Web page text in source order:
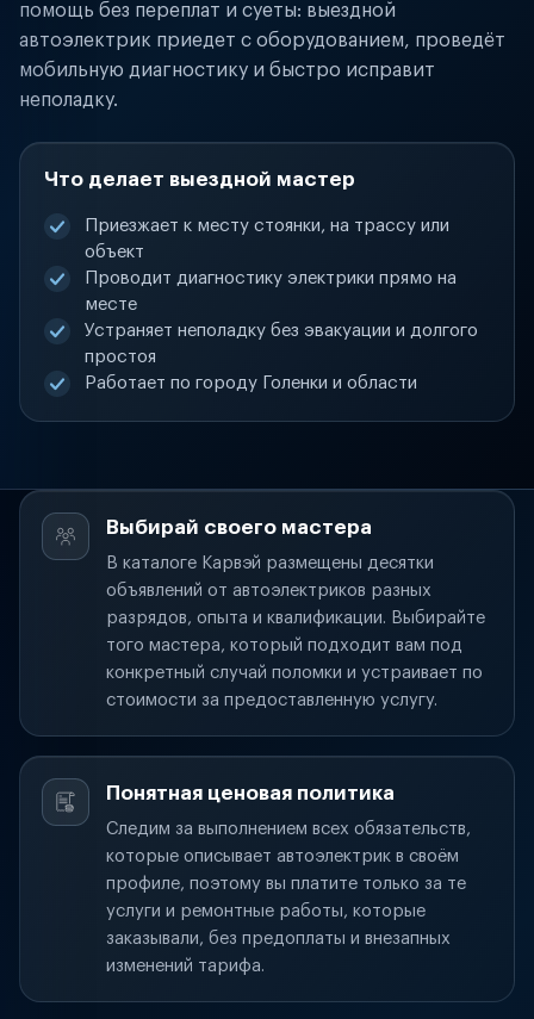
помощь без переплат и суеты: выездной
автоэлектрик приедет с оборудованием, проведёт
мобильную диагностику и быстро исправит
неполадку.
Что делает выездной мастер
Приезжает к месту стоянки, на трассу или
объект
Проводит диагностику электрики прямо на
месте
Устраняет неполадку без эвакуации и долгого
простоя
Работает по городу Голенки и области
Выбирай своего мастера
В каталоге Карвэй размещены десятки
объявлений от автоэлектриков разных
разрядов, опыта и квалификации. Выбирайте
того мастера, который подходит вам под
конкретный случай поломки и устраивает по
стоимости за предоставленную услугу.
Понятная ценовая политика
Следим за выполнением всех обязательств,
которые описывает автоэлектрик в своём
профиле, поэтому вы платите только за те
услуги и ремонтные работы, которые
заказывали, без предоплаты и внезапных
изменений тарифа.